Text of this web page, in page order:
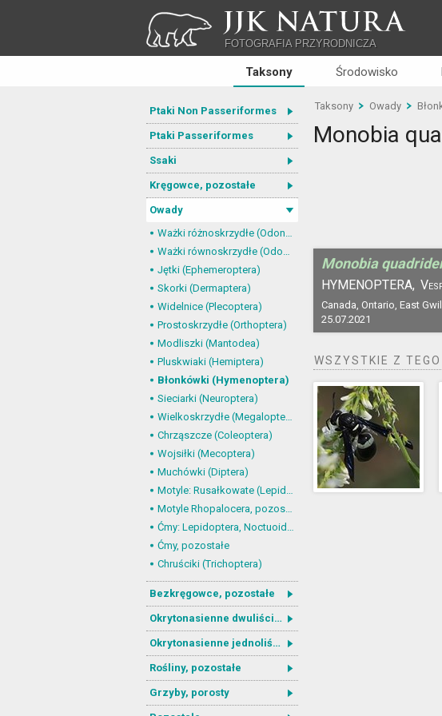
JJK NATURA
FOTOGRAFIA PRZYRODNICZA
Taksony Środowisko
Ptaki Non Passeriformes
Ptaki Passeriformes
Ssaki
Kręgowce, pozostałe
Owady
Ważki różnoskrzydłe (Odonata, Anisoptera)
Ważki równoskrzydłe (Odonata, Zygoptera)
Jętki (Ephemeroptera)
Skorki (Dermaptera)
Widelnice (Plecoptera)
Prostoskrzydłe (Orthoptera)
Modliszki (Mantodea)
Pluskwiaki (Hemiptera)
Błonkówki (Hymenoptera)
Sieciarki (Neuroptera)
Wielkoskrzydłe (Megaloptera)
Chrząszcze (Coleoptera)
Wojsiłki (Mecoptera)
Muchówki (Diptera)
Motyle: Rusałkowate (Lepidoptera, Nymphalidae)
Motyle Rhopalocera, pozostałe
Ćmy: Lepidoptera, Noctuoidea
Ćmy, pozostałe
Chruściki (Trichoptera)
Bezkręgowce, pozostałe
Okrytonasienne dwuliścienne
Okrytonasienne jednoliścienne
Rośliny, pozostałe
Grzyby, porosty
Taksony Owady
Monobia
Monobia
HYMENOPTERA,
Canada, Ontario, East
25.07.2021
WSZYSTKIE Z